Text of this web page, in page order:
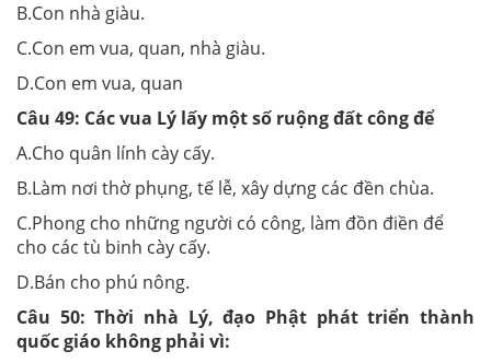
B.Con nhà giàu.
C.Con em vua, quan, nhà giàu.
D.Con em vua, quan
Câu 49: Các vua Lý lấy một số ruộng đất công để
A.Cho quân lính cày cấy.
B.Làm nơi thờ phụng, tế lễ, xây dựng các đền chùa.
C.Phong cho những người có công, làm đồn điền để
cho các tù binh cày cấy.
D.Bán cho phú nông.
Câu 50:Thời nhà Lý, đạo Phật phát triển thành
quốc giáo không phải vì: